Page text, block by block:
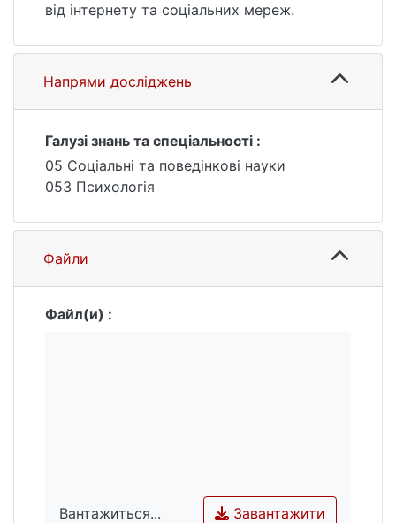
від інтернету та соціальних мереж.
Напрями досліджень
Галузі знань та спеціальності :
05 Соціальні та поведінкові науки
053 Психологія
Файли
Файл(и) :
Вантажиться...
Завантажити